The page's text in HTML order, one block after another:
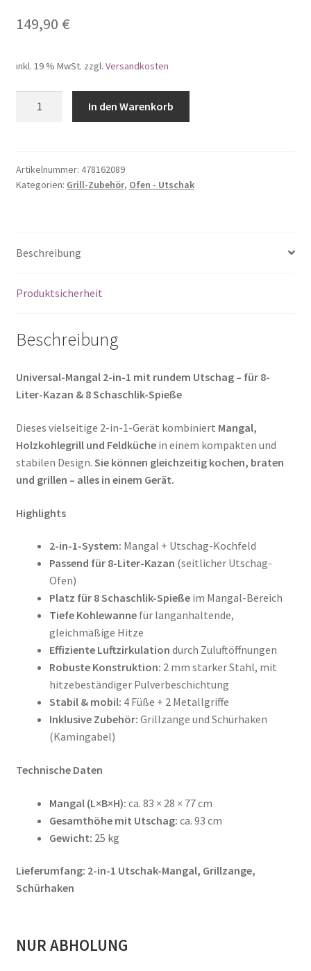
149,90 €
inkl. 19 % MwSt. zzgl. Versandkosten
1
Utschag
für
Spieße
Menge
In den Warenkorb
Artikelnummer: 478162089
Kategorien: Grill-Zubehör, Ofen - Utschak
Beschreibung
Produktsicherheit
Beschreibung
Universal-Mangal 2-in-1 mit rundem Utschag – für 8-
Liter-Kazan & 8 Schaschlik-Spieße
Dieses vielseitige 2-in-1-Gerät kombiniert Mangal,
Holzkohlegrill und Feldküchein einem kompakten und
stabilen Design. Sie können gleichzeitig kochen, braten
und grillen – alles in einem Gerät.
Highlights
2-in-1-System: Mangal + Utschag-Kochfeld
Passend für 8-Liter-Kazan (seitlicher Utschag-
Ofen)
Platz für 8 Schaschlik-Spießeim Mangal-Bereich
Tiefe Kohlewannefür langanhaltende,
gleichmäßige Hitze
Effiziente Luftzirkulation durch Zuluftöffnungen
Robuste Konstruktion: 2 mm starker Stahl, mit
hitzebeständiger Pulverbeschichtung
Stabil & mobil: 4 Füße + 2 Metallgriffe
Inklusive Zubehör: Grillzange und Schürhaken
(Kamingabel)
Technische Daten
Mangal (L×B×H): ca. 83 × 28 × 77 cm
Gesamthöhe mit Utschag: ca. 93 cm
Gewicht: 25 kg
Lieferumfang: 2-in-1 Utschak-Mangal, Grillzange,
Schürhaken
NUR ABHOLUNG